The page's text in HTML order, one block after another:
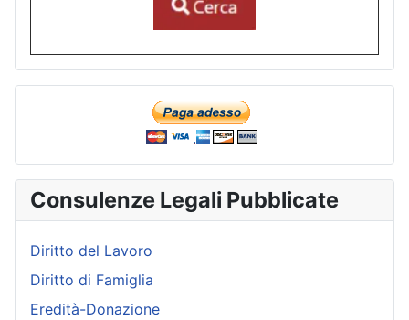
Consulenze Legali Pubblicate
Diritto del Lavoro
Diritto di Famiglia
Eredità-Donazione